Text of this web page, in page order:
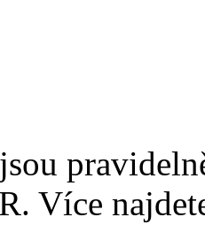
Více